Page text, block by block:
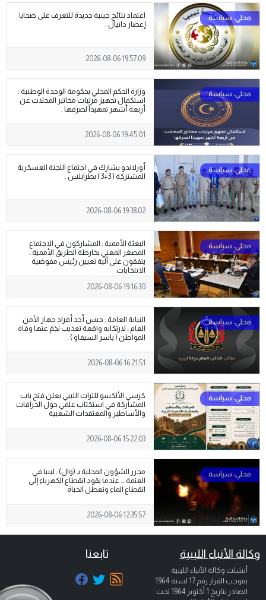
اعتماد نتائج جينية جديدة للتعرف على ضحايا
إعصار دانيال .
2026-08-06 19:57:09
وزارة الحكم المحلي بحكومة الوحدة الوطنية :
استكمال تجهيز مرتبات مخاتير المحلات عن
أربعة أشهر تمهيداً لصرفها .
2026-08-06 19:45:01
أورلاندو يشارك في اجتماع اللجنة العسكرية
المشتركة ( 3+3 ) بطرابلس .
2026-08-06 19:38:02
البعثة الأممية : المشاركون في الاجتماع
المصغر المعني بخارطة الطريق الأممية ،
يتفقون على آلية تعيين رئيس مفوضية
الانتخابات
2026-08-06 19:16:30
النيابة العامة : حبس أحد أفراد جهاز الأمن
العام ، لارتكابه واقعة تعذيب نجَمَ عنها وفاة
المواطن ( ياسر السيفاو ) .
2026-08-06 16:21:51
كرسي الألكسو للتراث الليبي يعلن فتح باب
المشاركة في استكتاب علمي حول الخرافات
والأساطير والمعتقدات الشعبية
2026-08-06 15:22:03
محرر الشؤون المحلية بـ (وال) : ليبيا في
العتمة... عندما يقود انقطاع الكهرباء إلى
انقطاع الماء وتعطل الحياة
2026-08-06 12:35:57
وكالة الأنباء الليبية
أنشئت وكالة الأنباء الليبية
بموجب القرار رقم 17 لسنة 1964
الصادر بتاريخ 1 أكتوبر 1964
تحت
تابعنا